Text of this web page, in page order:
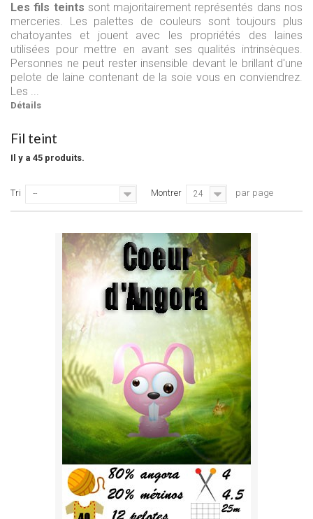
Les fils teints sont majoritairement représentés dans nos
merceries. Les palettes de couleurs sont toujours plus
chatoyantes et jouent avec les propriétés des laines
utilisées pour mettre en avant ses qualités intrinsèques.
Personnes ne peut rester insensible devant le brillant d'une
pelote de laine contenant de la soie vous en conviendrez.
Les ...
Détails
Fil teint
Il y a 45 produits.
Tri -- Montrer 24 par page